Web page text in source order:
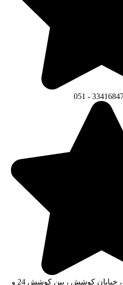
خراسان رضوی ، مشهد ، خیابان کوشش ، بین کوشش 24 و